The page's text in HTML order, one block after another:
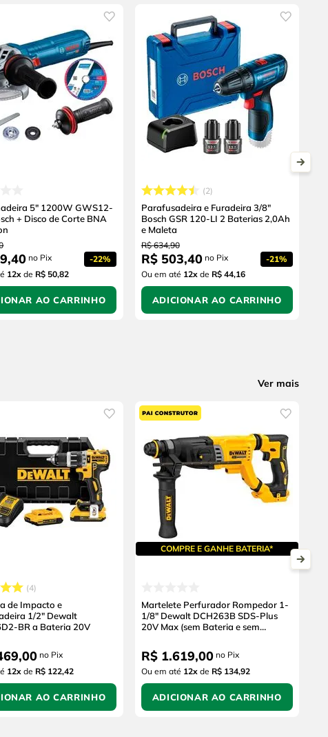
5" 1200W GWS12-
+ Disco de Corte BNA
,40 no Pix -22%
12x de R$ 50,82
AO CARRINHO
2
Parafusadeira e Furadeira 3/8"
Bosch GSR 120-LI 2 Baterias 2,0Ah
e Maleta
R$ 634,90
R$ 503,40no Pix -21%
Ou em até 12xde R$ 44,16
ADICIONAR AO CARRINHO
Ver mais
4
de Impacto e
1/2" Dewalt
BR a Bateria 20V
,00 no Pix
12x de R$ 122,42
AO CARRINHO
COMPRE E GANHE BATERIA*
Martelete Perfurador Rompedor 1-
1/8" Dewalt DCH263B SDS-Plus
20V Max (sem Bateria e sem
R$ 1.619,00no Pix
Ou em até 12xde R$ 134,92
ADICIONAR AO CARRINHO